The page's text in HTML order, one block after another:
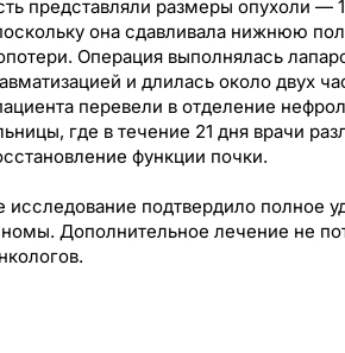
представляли размеры опухоли —
она сдавливала нижнюю
Операция выполнялась
и длилась около двух
перевели в отделение
где в течение 21 дня врачи
функции почки.
исследование подтвердило полное
Дополнительное лечение не